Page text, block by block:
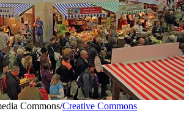
Commons/Creative Commons